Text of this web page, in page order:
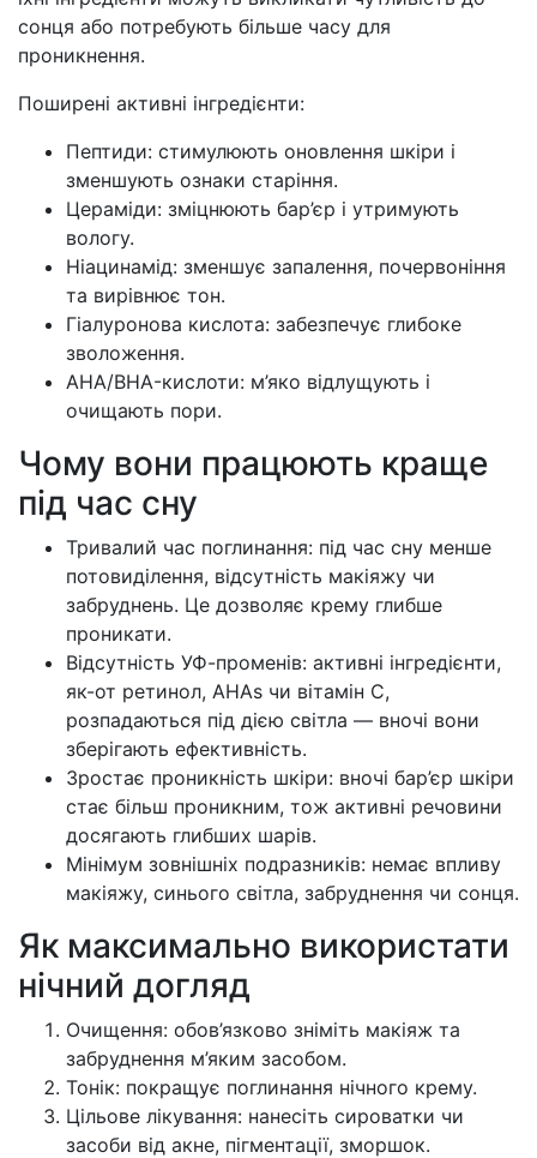
сонця або потребують більше часу для
проникнення.
Поширені активні інгредієнти:
Пептиди: стимулюють оновлення шкіри і
зменшують ознаки старіння.
Церамiди: зміцнюють бар’єр і утримують
вологу.
Ніацинамід: зменшує запалення, почервоніння
та вирівнює тон.
Гіалуронова кислота: забезпечує глибоке
зволоження.
AHA/BHA-кислоти: м’яко відлущують і
очищають пори.
Чому вони працюють краще
під час сну
Тривалий час поглинання: під час сну менше
потовиділення, відсутність макіяжу чи
забруднень. Це дозволяє крему глибше
проникати.
Відсутність УФ-променів: активні інгредієнти,
як-от ретинол, AHAs чи вітамін C,
розпадаються під дією світла — вночі вони
зберігають ефективність.
Зростає проникність шкіри: вночі бар’єр шкіри
стає більш проникним, тож активні речовини
досягають глибших шарів.
Мінімум зовнішніх подразників: немає впливу
макіяжу, синього світла, забруднення чи сонця.
Як максимально використати
нічний догляд
Очищення: обов’язково зніміть макіяж та
забруднення м’яким засобом.
Тонік: покращує поглинання нічного крему.
Цільове лікування: нанесіть сироватки чи
засоби від акне, пігментації, зморшок.